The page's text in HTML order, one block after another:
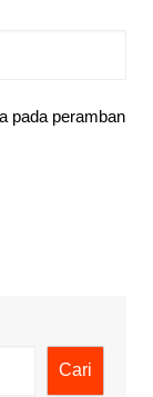
pada peramban
Cari